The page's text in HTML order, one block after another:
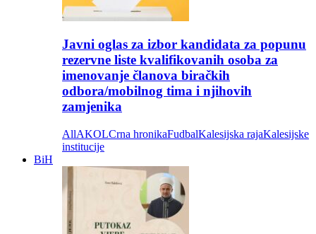
Javni oglas za izbor kandidata za popunu
rezervne liste kvalifikovanih osoba za
imenovanje članova biračkih
odbora/mobilnog tima i njihovih
zamjenika
AllAKOLCrna hronikaFudbalKalesijska rajaKalesijske
institucije
BiH